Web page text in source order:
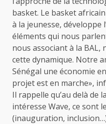
basket. Le basket
à la jeunesse, développe
éléments qui nous
nous associant à la
cette dynamique. Notre
Sénégal une économie
projet est en marche»,
Il rappelle qu’au delà de
intéresse Wave, ce sont
(inauguration,